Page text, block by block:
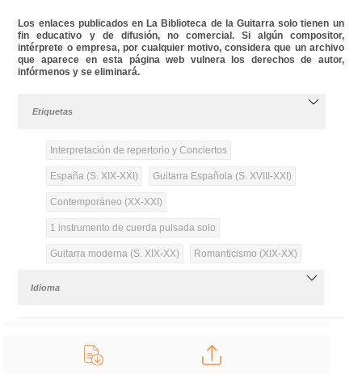
Los enlaces publicados en La Biblioteca de la Guitarra solo tienen un
fin educativo y de difusión, no comercial. Si algún compositor,
intérprete o empresa, por cualquier motivo, considera que un archivo
que aparece en esta página web vulnera los derechos de autor,
infórmenos y se eliminará.
Etiquetas
Interpretación de repertorio y Conciertos
España (S. XIX-XXI) Guitarra Española (S. XVIII-XXI)
Contemporáneo (XX-XXI)
1 instrumento de cuerda pulsada solo
Guitarra moderna (S. XIX-XX) Romanticismo (XIX-XX)
Idioma